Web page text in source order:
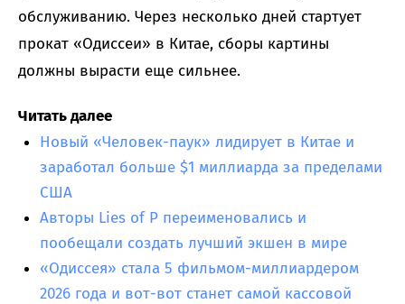
обслуживанию. Через несколько дней стартует
прокат «Одиссеи» в Китае, сборы картины
должны вырасти еще сильнее.
Читать далее
Новый «Человек-паук» лидирует в Китае и
заработал больше $1 миллиарда за пределами
США
Авторы Lies of P переименовались и
пообещали создать лучший экшен в мире
«Одиссея» стала 5 фильмом-миллиардером
2026 года и вот-вот станет самой кассовой